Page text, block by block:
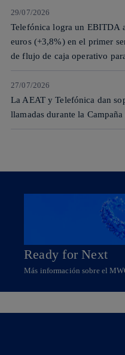
29/07/2026
Telefónica logra un EBITDA
euros (+3,8%) en el primer
de flujo de caja operativo
27/07/2026
La AEAT y Telefónica dan
llamadas durante la
Ready for Next
Más información sobre el